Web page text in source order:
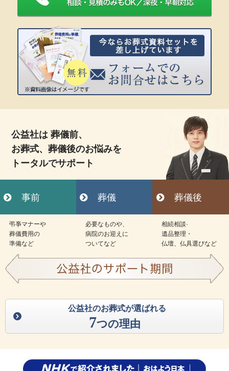
公益社は 葬儀前、
お葬式、葬儀後のお悩みを
トータルでサポート
事前 葬儀 葬儀後
弔亊マナーや
葬儀費用の
準備など
必要なものや、
病院のお迎えに
ついてなど
相続相談·
遺品整理・
仏壇、仏具選びなど
公益社のお葬式が選ばれる
7つの理由